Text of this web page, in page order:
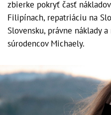
zbierke pokryť časť
Filipínach, repatriáciu na
Slovensku, právne náklady
súrodencov Michaely.